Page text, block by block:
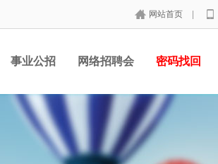
网站首页
事业公招 网络招聘会 密码找回